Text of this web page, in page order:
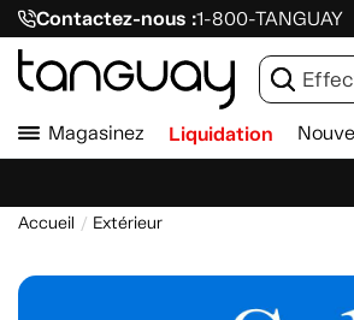
Contactez-nous :1-800-TANGUAY
Magasinez Liquidation
Accueil Extérieur